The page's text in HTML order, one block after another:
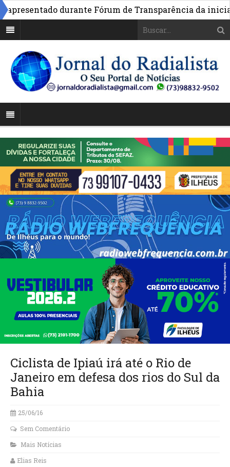
durante Fórum de Transparência da
Ciclista de Ipiaú irá até o Rio de
Janeiro em defesa dos rios do Sul da
Bahia
25/06/16
Sem Comentário
Mais Notícias
Elias Reis